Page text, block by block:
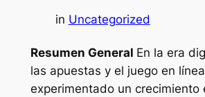
in Uncategorized
Resumen General En la era
las apuestas y el juego en
experimentado un crecimiento